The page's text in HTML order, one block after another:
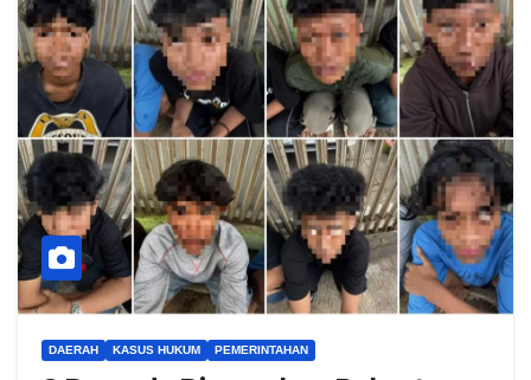
DAERAH KASUS HUKUM PEMERINTAHAN